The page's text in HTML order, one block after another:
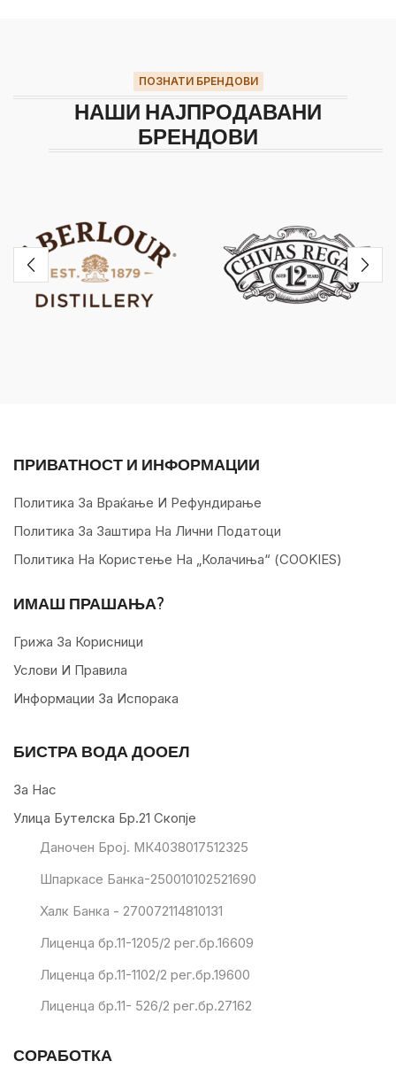
ПОЗНАТИ БРЕНДОВИ
НАШИ НАЈПРОДАВАНИ
БРЕНДОВИ
ПРИВАТНОСТ И ИНФОРМАЦИИ
Политика За Враќање И Рефундирање
Политика За Заштира На Лични Податоци
Политика На Користење На „колачиња“ (COOKIES)
ИМАШ ПРАШАЊА?
Грижа За Корисници
Услови И Правила
Информации За Испорака
БИСТРА ВОДА ДООЕЛ
За Нас
Улица Бутелска Бр.21 Скопје
Даночен Број. МК4038017512325
Шпаркасе Банка-250010102521690
Халк Банка - 270072114810131
Лиценца бр.11-1205/2 рег.бр.16609
Лиценца бр.11-1102/2 рег.бр.19600
Лиценца бр.11- 526/2 рег.бр.27162
СОРАБОТКА